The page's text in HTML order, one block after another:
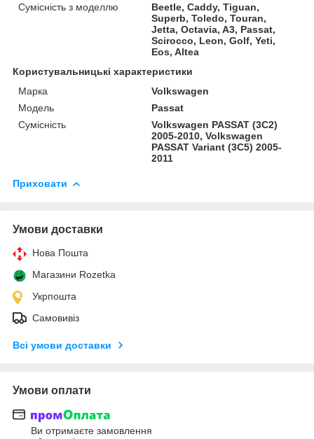
Сумісність з моделлю
Beetle, Caddy, Tiguan,
Superb, Toledo, Touran,
Jetta, Octavia, A3, Passat,
Scirocco, Leon, Golf, Yeti,
Eos, Altea
Користувальницькі характеристики
Марка
Volkswagen
Модель
Passat
Сумісність
Volkswagen PASSAT (3C2)
2005-2010, Volkswagen
PASSAT Variant (3C5) 2005-
2011
Приховати
Умови доставки
Нова Пошта
Магазини Rozetka
Укрпошта
Самовивіз
Всі умови доставки
Умови оплати
Ви отримаєте замовлення